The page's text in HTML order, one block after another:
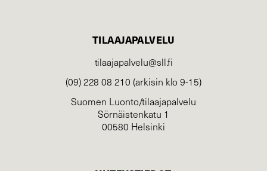
TILAAJAPALVELU
tilaajapalvelu@sll.fi
(09) 228 08 210 (arkisin klo 9-15)
Suomen Luonto/tilaajapalvelu
Sörnäistenkatu 1
00580 Helsinki